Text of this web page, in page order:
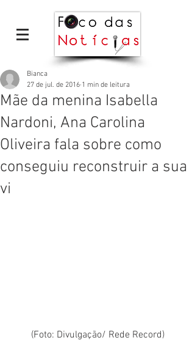
Mãe da menina Isabella
Nardoni, Ana Carolina
Oliveira fala sobre como
conseguiu reconstruir a sua
vi
Bianca
27 de jul. de 2016 1 min de leitura
(Foto: Divulgação/ Rede Record)